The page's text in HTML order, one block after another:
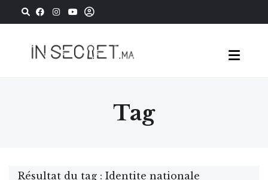
Tag
Résultat du tag : Identite nationale